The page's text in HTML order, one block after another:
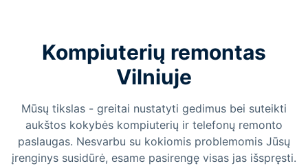
Kompiuterių remontas
Vilniuje
Mūsų tikslas - greitai nustatyti gedimus bei suteikti
aukštos kokybės kompiuterių ir telefonų remonto
paslaugas. Nesvarbu su kokiomis problemomis Jūsų
įrenginys susidūrė, esame pasirengę visas jas išspręsti.